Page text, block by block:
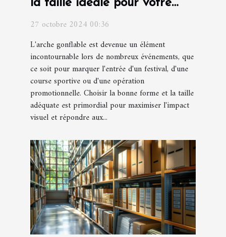
la taille idéale pour votre
27 octobre 2024 00:36
L'arche gonflable est devenue un élément
incontournable lors de nombreux événements, que
ce soit pour marquer l'entrée d'un festival, d'une
course sportive ou d'une opération
promotionnelle. Choisir la bonne forme et la taille
adéquate est primordial pour maximiser l'impact
visuel et répondre aux...